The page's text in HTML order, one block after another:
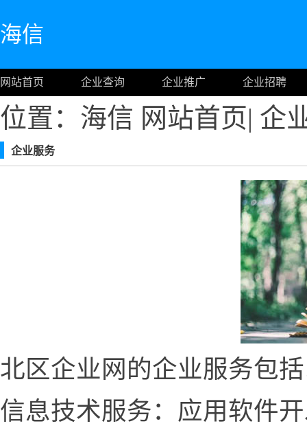
海信
网站首页 企业查询 企业推广 企业招聘
位置：海信 网站首页| 企
企业服务
北区企业网的企业服务包
信息技术服务：应用软件